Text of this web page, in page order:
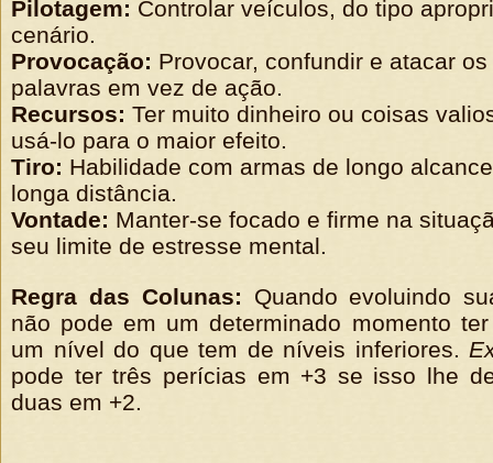
Pilotagem: Controlar veículos, do tipo
cenário.
Provocação: Provocar, confundir e atacar
palavras em vez de ação.
Recursos: Ter muito dinheiro ou coisas
usá-lo para o maior efeito.
Tiro: Habilidade com armas de longo
longa distância.
Vontade: Manter-se focado e firme na
seu limite de estresse mental.
Regra das Colunas: Quando evoluindo
não pode em um determinado momento
um nível do que tem de níveis inferiores.
pode ter três perícias em +3 se isso lhe
duas em +2.